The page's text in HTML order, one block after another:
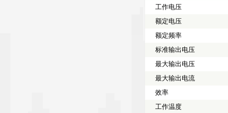
工作电压
额定电压
额定频率
标准输出电压
最大输出电压
最大输出电流
效率
工作温度